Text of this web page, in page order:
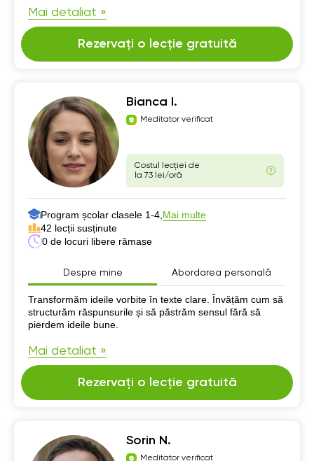
Mai detaliat »
Rezervați o lecție gratuită
Bianca I.
Meditator verificat
Costul lecției de
la 73 lei/oră
Program școlar clasele 1-4, Mai multe
42 lecții susținute
0 de locuri libere rămase
Despre mine Abordarea personală
Despre mine
Transformăm ideile vorbite în texte clare. Învățăm cum să
structurăm răspunsurile și să păstrăm sensul fără să
pierdem ideile bune.
Mai detaliat »
Rezervați o lecție gratuită
Sorin N.
Meditator verificat